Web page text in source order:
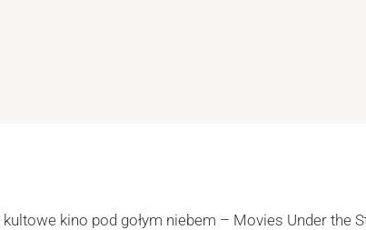
kino pod gołym niebem – Movies Under the